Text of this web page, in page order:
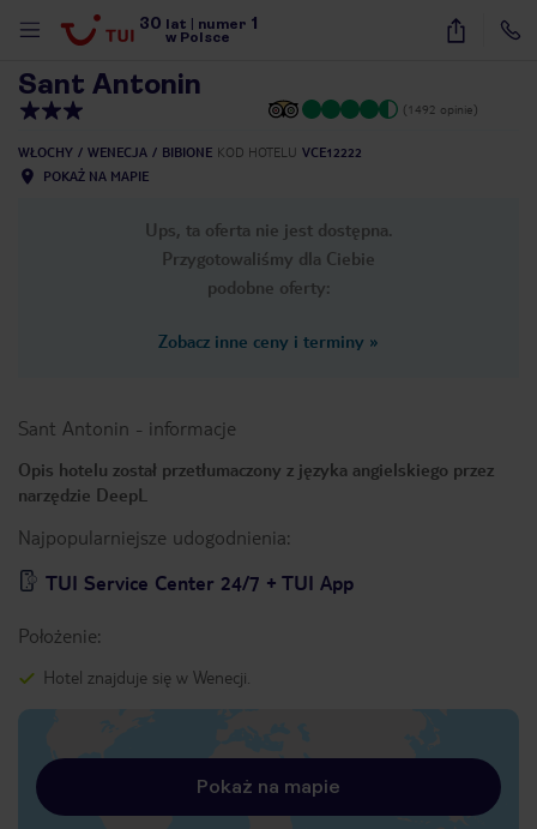
30 lat numer 1
w Polsce
25
Sant Antonin
(1492 opinie)
WŁOCHY WENECJA BIBIONE KOD HOTELU VCE12222
POKAŻ NA MAPIE
Ups, ta oferta nie jest dostępna.
Przygotowaliśmy dla Ciebie
podobne oferty:
Zobacz inne ceny i terminy »
Sant Antonin - informacje
Opis hotelu został przetłumaczony z języka angielskiego przez
narzędzie DeepL
Najpopularniejsze udogodnienia:
TUI Service Center 24/7 + TUI App
Położenie:
Hotel znajduje się w Wenecji.
Pokaż na mapie